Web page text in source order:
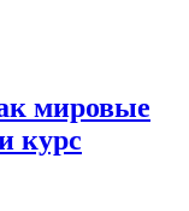
мировые
курс